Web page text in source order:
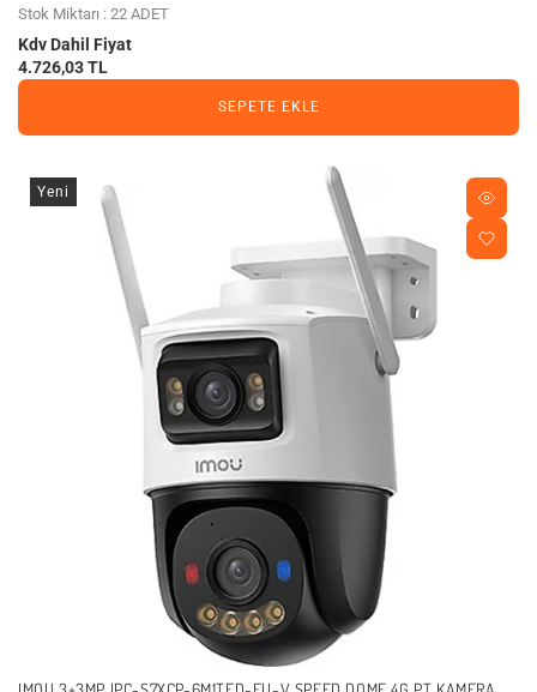
Stok Miktarı : 22 ADET
Kdv Dahil Fiyat
4.726,03 TL
SEPETE EKLE
Yeni